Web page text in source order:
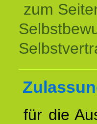
zum
für die